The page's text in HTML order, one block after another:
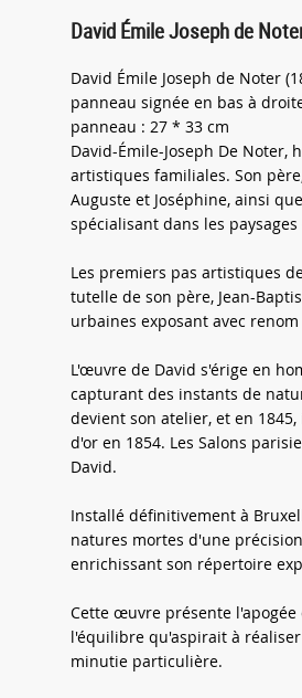
David Émile Joseph de
David Émile Joseph de Noter
panneau signée en bas à
panneau : 27 * 33 cm
David-Émile-Joseph De
artistiques familiales. Son
Auguste et Joséphine, ainsi
spécialisant dans les
Les premiers pas artistiques
tutelle de son père, Jean-
urbaines exposant avec
L'œuvre de David s'érige en
capturant des instants de
devient son atelier, et en
d'or en 1854. Les Salons
David.
Installé définitivement à
natures mortes d'une
enrichissant son répertoire
Cette œuvre présente
l'équilibre qu'aspirait à
minutie particulière.